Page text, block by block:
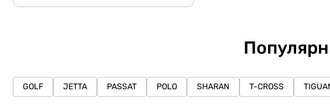
GOLF JETTA PASSAT POLO SHARAN T-CROSS